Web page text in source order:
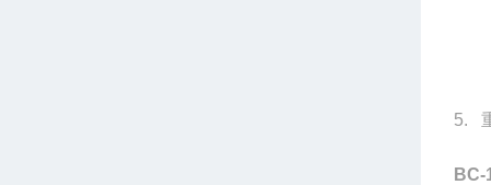
5.
BC-